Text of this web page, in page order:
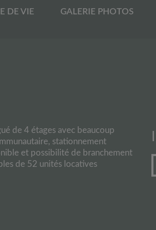
DE VIE GALERIE PHOTOS
de 4 étages avec beaucoup
stationnement
et possibilité de branchement
de 52 unités locatives